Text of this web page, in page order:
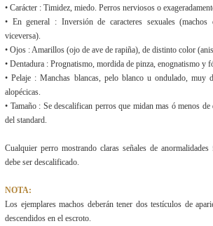
• Carácter : Timidez, miedo. Perros nerviosos o
• En general : Inversión de caracteres sexuales (machos
viceversa).
• Ojos : Amarillos (ojo de ave de rapiña), de distinto color
• Dentadura : Prognatismo, mordida de pinza, enognatismo y
• Pelaje : Manchas blancas, pelo blanco u ondulado, muy
alopécicas.
• Tamaño : Se descalifican perros que midan mas ó menos
del standard.
Cualquier perro mostrando claras señales de
debe ser descalificado.
NOTA:
Los ejemplares machos deberán tener dos testículos de
descendidos en el escroto.